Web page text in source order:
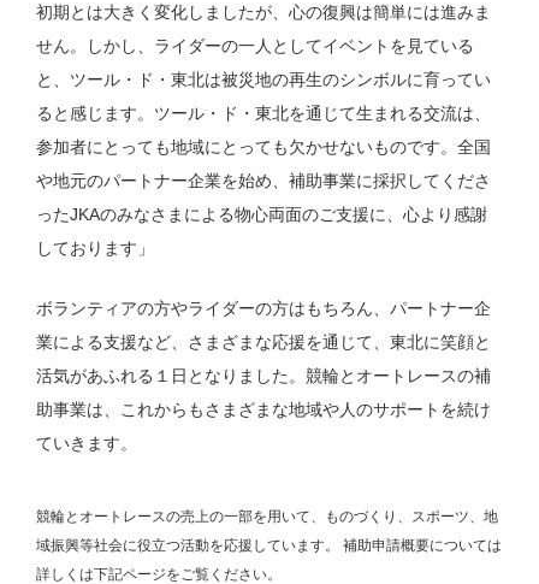
初期とは大きく変化しましたが、心の復興は簡単には進みま
せん。しかし、ライダーの一人としてイベントを見ている
と、ツール・ド・東北は被災地の再生のシンボルに育ってい
ると感じます。ツール・ド・東北を通じて生まれる交流は、
参加者にとっても地域にとっても欠かせないものです。全国
や地元のパートナー企業を始め、補助事業に採択してくださ
ったJKAのみなさまによる物心両面のご支援に、心より感謝
しております」
ボランティアの方やライダーの方はもちろん、パートナー企
業による支援など、さまざまな応援を通じて、東北に笑顔と
活気があふれる１日となりました。競輪とオートレースの補
助事業は、これからもさまざまな地域や人のサポートを続け
ていきます。
競輪とオートレースの売上の一部を用いて、
ものづくり、スポーツ、地
域振興等社会に役立つ活動を応援しています。
補助申請概要については
詳しくは下記ページをご覧ください。